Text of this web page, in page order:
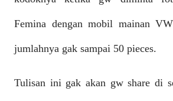
Femina dengan mobil mainan
jumlahnya gak sampai 50 pieces.
Tulisan ini gak akan gw share di